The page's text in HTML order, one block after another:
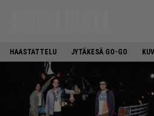
HAASTATTELU JYTÄKESÄ GO-GO